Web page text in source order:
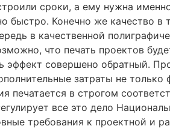
сроки, а ему нужна
быстро. Конечно же качество в
в качественной
что печать проектов
совершено обратный.
затраты не
печатается в строгом
все это дело
требования к проектной и